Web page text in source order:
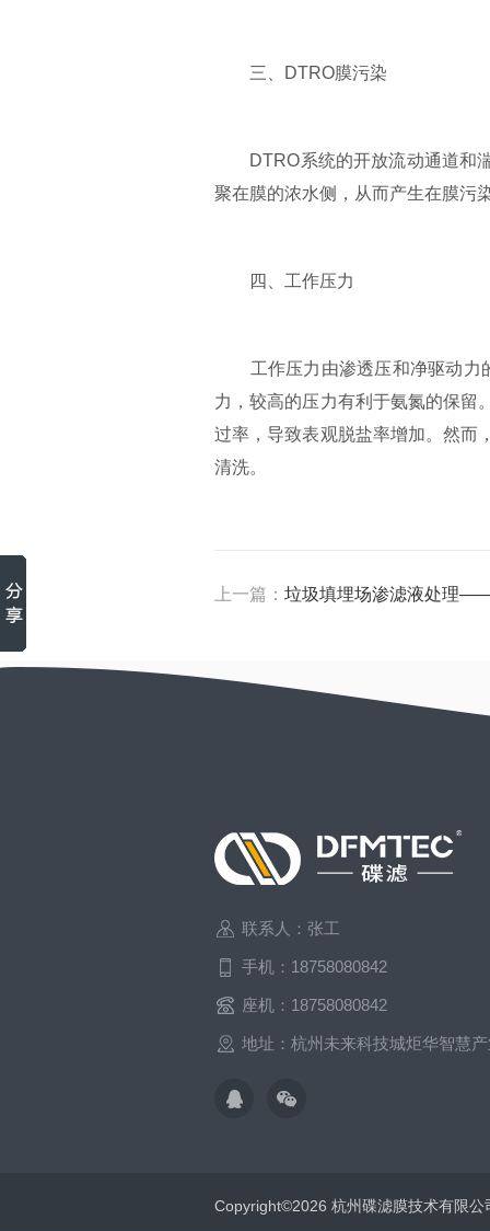
三、DTRO膜污染
DTRO系统的开放流动通道和湍
聚在膜的浓水侧，从而产生在膜污
四、工作压力
工作压力由渗透压和净驱动力的
力，较高的压力有利于氨氮的保留
过率，导致表观脱盐率增加。然而
清洗。
上一篇： 垃圾填埋场渗滤液处理
联系人：张工
手机：18758080842
座机：18758080842
地址：杭州未来科技城炬华智慧
Copyright©2026 杭州碟滤膜技术有限